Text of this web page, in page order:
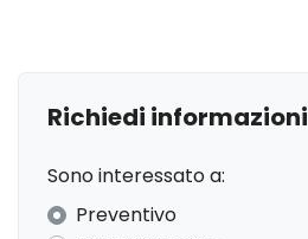
Richiedi informazioni
Sono interessato a:
Preventivo